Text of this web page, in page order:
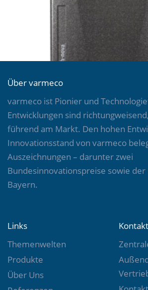
VARIO fresh-nova+
FWE basic 25-45
ansehen »
Über varmeco
varmeco ist Pionier und
Entwicklungen sind
führend am Markt. Den hohen
Innovationsstand von varmeco
Auszeichnungen – darunter zwei
Bundesinnovationspreise sowie
Bayern.
Links
Themenwelten
Produkte
Über Uns
Kontakt